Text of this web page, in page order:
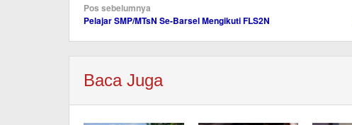
Navigasi
pos
Pos sebelumnya
Pelajar SMP/MTsN Se-Barsel Mengikuti FLS2N
Baca Juga